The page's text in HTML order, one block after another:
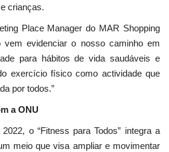
crianças.
Place Manager do MAR Shopping
vem evidenciar o nosso caminho em
para hábitos de vida saudáveis e
exercício físico como actividade que
por todos.”
a ONU
o “Fitness para Todos” integra a
meio que visa ampliar e movimentar